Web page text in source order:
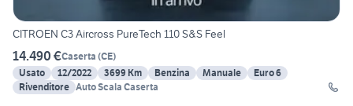
CITROEN C3 Aircross PureTech 110 S&S Feel
14.490 €Caserta (CE)
Usato
12/2022 3699 Km Benzina Manuale
Euro 6
Rivenditore Auto Scala Caserta